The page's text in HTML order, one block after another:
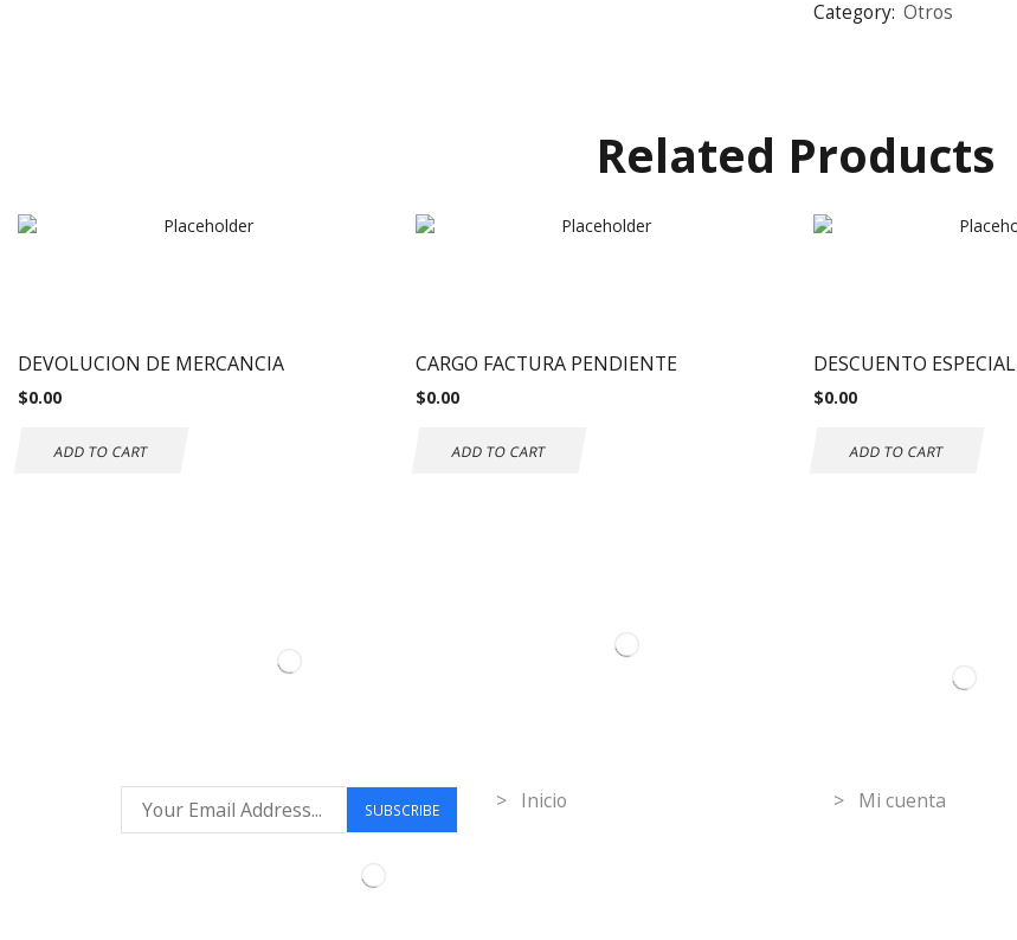
Category: Otros
Related Products
DEVOLUCION DE MERCANCIA
$0.00
ADD TO CART
CARGO FACTURA PENDIENTE
$0.00
ADD TO CART
DESCUENTO ESPECIAL
$0.00
ADD TO CART
> Inicio > Mi cuenta